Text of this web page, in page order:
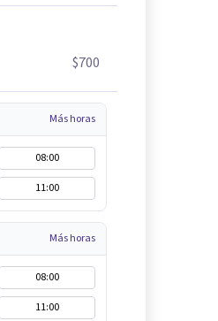
$700
Más horas
08:00
11:00
Más horas
08:00
11:00